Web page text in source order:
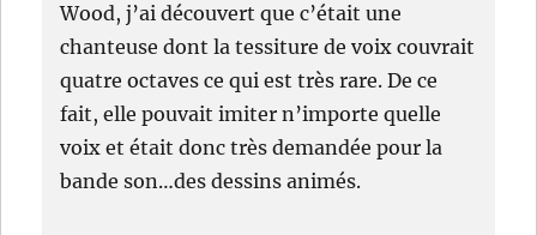
Wood, j’ai découvert que c’était une
chanteuse dont la tessiture de voix couvrait
quatre octaves ce qui est très rare. De ce
fait, elle pouvait imiter n’importe quelle
voix et était donc très demandée pour la
bande son…des dessins animés.